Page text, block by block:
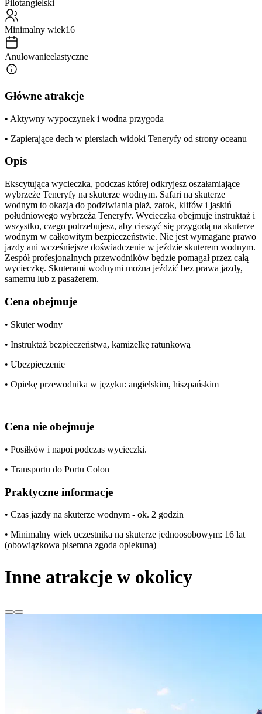
Pilotangielski
Minimalny wiek16
Anulowanieelastyczne
Główne atrakcje
• Aktywny wypoczynek i wodna przygoda
• Zapierające dech w piersiach widoki Teneryfy od strony oceanu
Opis
Ekscytująca wycieczka, podczas której odkryjesz oszałamiające
wybrzeże Teneryfy na skuterze wodnym. Safari na skuterze
wodnym to okazja do podziwiania plaż, zatok, klifów i jaskiń
południowego wybrzeża Teneryfy. Wycieczka obejmuje instruktaż i
wszystko, czego potrzebujesz, aby cieszyć się przygodą na skuterze
wodnym w całkowitym bezpieczeństwie. Nie jest wymagane prawo
jazdy ani wcześniejsze doświadczenie w jeździe skuterem wodnym.
Zespół profesjonalnych przewodników będzie pomagał przez całą
wycieczkę. Skuterami wodnymi można jeździć bez prawa jazdy,
samemu lub z pasażerem.
Cena obejmuje
• Skuter wodny
• Instruktaż bezpieczeństwa, kamizelkę ratunkową
• Ubezpieczenie
• Opiekę przewodnika w języku: angielskim, hiszpańskim
Cena nie obejmuje
• Posiłków i napoi podczas wycieczki.
• Transportu do Portu Colon
Praktyczne informacje
• Czas jazdy na skuterze wodnym - ok. 2 godzin
• Minimalny wiek uczestnika na skuterze jednoosobowym: 16 lat
(obowiązkowa pisemna zgoda opiekuna)
Inne atrakcje w okolicy